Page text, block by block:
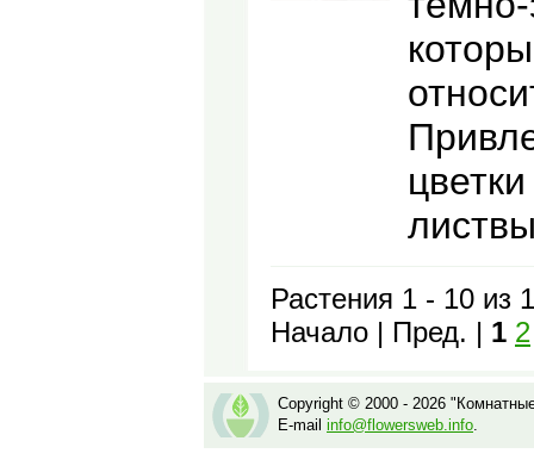
Растения 1 - 10 из
Начало | Пред. | 1 2
Copyright © 2000 - 2026
E-mail info@flowersweb.info.